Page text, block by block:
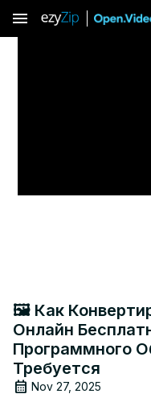
menu
🖼️ Как
Онлайн
Программного
Требуется
Nov 27, 2025